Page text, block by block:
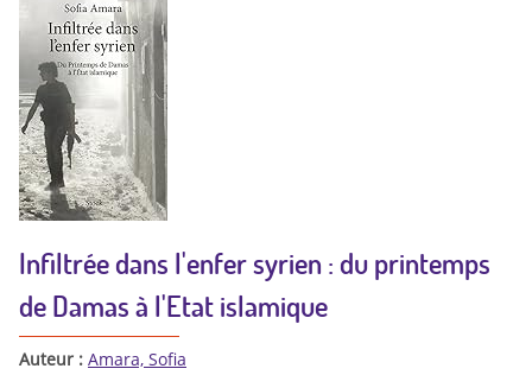
Infiltrée dans l'enfer syrien : du printemps
de Damas à l'Etat islamique
Auteur : Amara, Sofia